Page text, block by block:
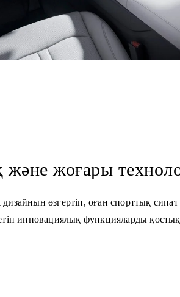
және жоғары
өзгертіп, оған спорттық сипат
инновациялық функцияларды